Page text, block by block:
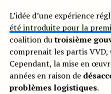
L’idée d’une expérience
été introduite pour la
coalition dutroisième
comprenait les partis VVD,
Cependant, la mise en
années en raison de
problèmes logistiques.